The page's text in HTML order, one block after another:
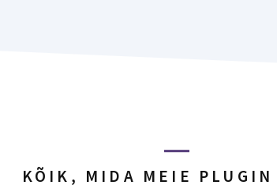
KÕIK, MIDA MEIE PLUGIN